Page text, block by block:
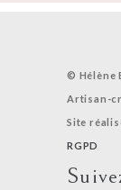
© Hélène
Artisan-
Site
RGPD